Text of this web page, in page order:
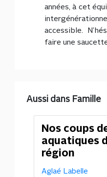
années, à cet
accessible.
faire une
Aussi dans Famille
Nos coups
aquatiques
région
Aglaé Labelle